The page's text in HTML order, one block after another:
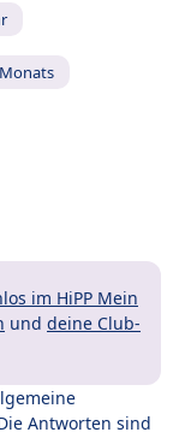
im HiPP Mein
und deine Club-
Antworten sind